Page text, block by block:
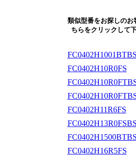
類似型番をお探しのお
ちらをクリックして下
FC0402H10R0FS
FC0402H11R6FS
FC0402H13R0FSBS
FC0402H16R5FS